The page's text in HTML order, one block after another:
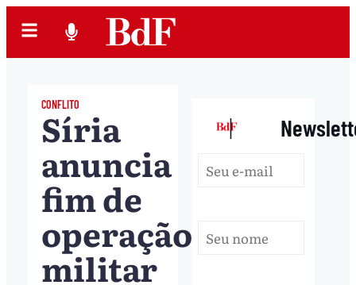
CONFLITO
Síria
anuncia
fim de
operação
militar
|